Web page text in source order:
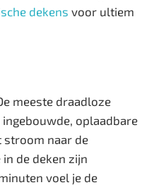
dekens voor ultiem
meeste draadloze
oplaadbare
stroom naar de
de deken zijn
voel je de